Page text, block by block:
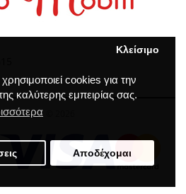
cookies για την
καλύτερης εμπειρίας σας.
Κλείσιμο
Αποδέχομαι
MOBILI